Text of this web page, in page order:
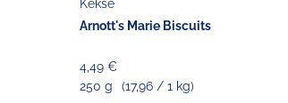
Kekse
Arnott's Marie Biscuits
4,49 €
250 g
(17,96 / 1 kg)